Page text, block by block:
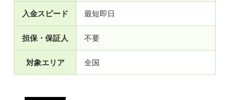
入金スピード 最短即日
担保・保証人 不要
対象エリア 全国